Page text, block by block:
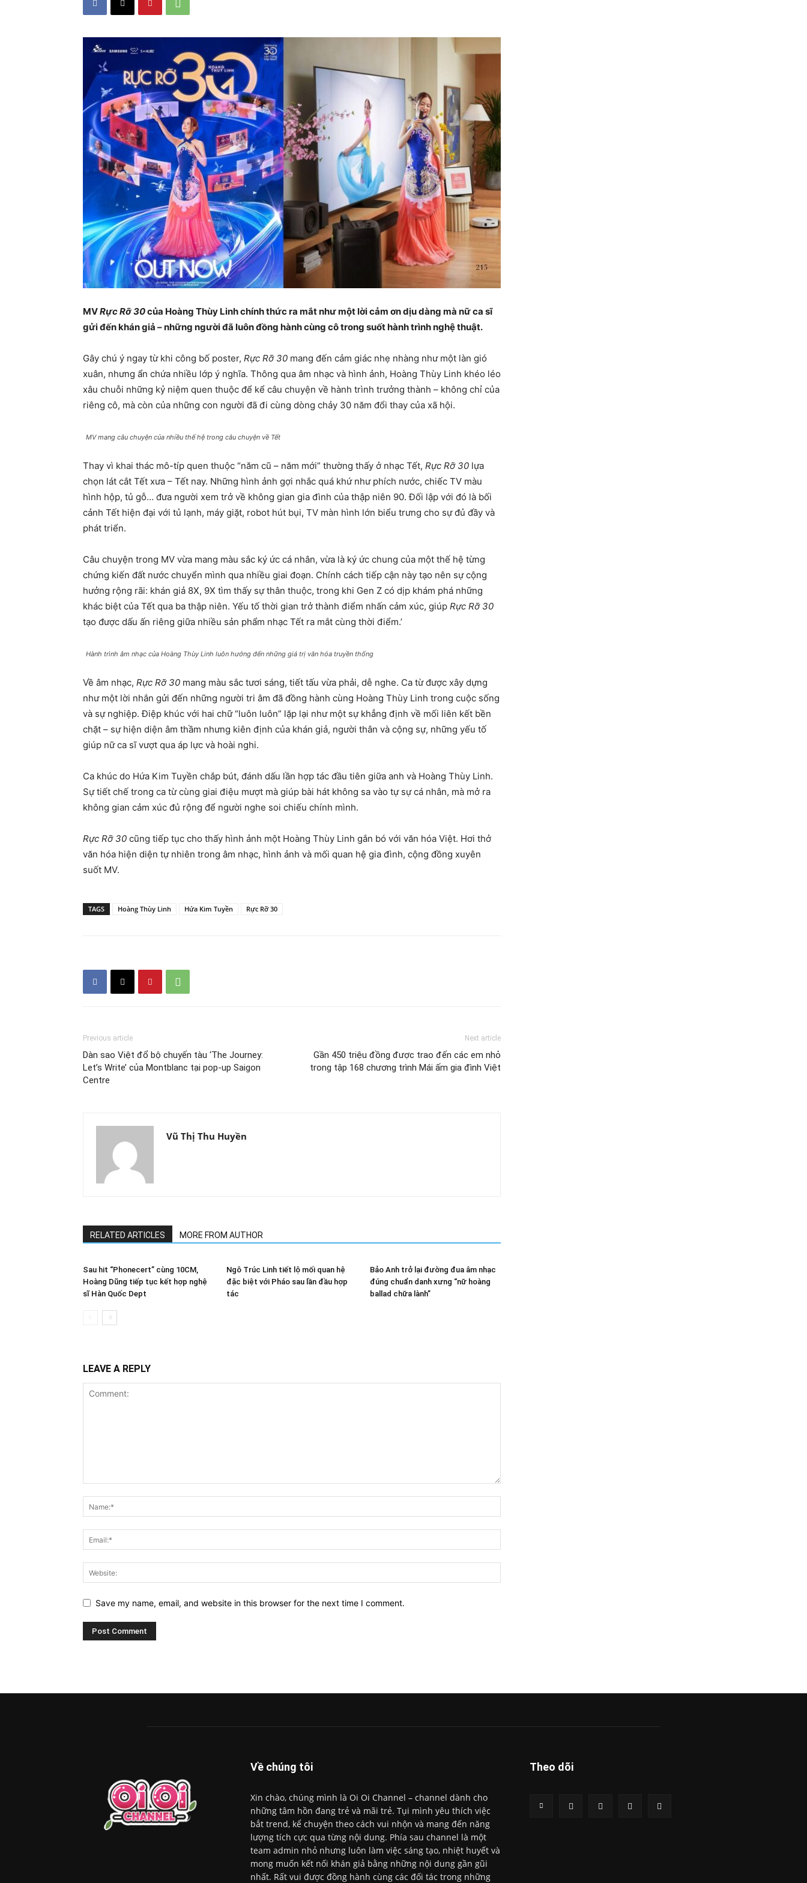
MVRực Rỡ 30của Hoàng Thùy Linh chính thức ra mắt như một lời cảm ơn dịu dàng mà nữ ca sĩ
gửi đến khán giả – những người đã luôn đồng hành cùng cô trong suốt hành trình nghệ thuật.
Gây chú ý ngay từ khi công bố poster, Rực Rỡ 30 mang đến cảm giác nhẹ nhàng như một làn gió
xuân, nhưng ẩn chứa nhiều lớp ý nghĩa. Thông qua âm nhạc và hình ảnh, Hoàng Thùy Linh khéo léo
xâu chuỗi những kỷ niệm quen thuộc để kể câu chuyện về hành trình trưởng thành – không chỉ của
riêng cô, mà còn của những con người đã đi cùng dòng chảy 30 năm đổi thay của xã hội.
MV mang câu chuyện của nhiều thế hệ trong câu chuyện về Tết
Thay vì khai thác mô-típ quen thuộc “năm cũ – năm mới” thường thấy ở nhạc Tết, Rực Rỡ 30 lựa
chọn lát cắt Tết xưa – Tết nay. Những hình ảnh gợi nhắc quá khứ như phích nước, chiếc TV màu
hình hộp, tủ gỗ… đưa người xem trở về không gian gia đình của thập niên 90. Đối lập với đó là bối
cảnh Tết hiện đại với tủ lạnh, máy giặt, robot hút bụi, TV màn hình lớn biểu trưng cho sự đủ đầy và
phát triển.
Câu chuyện trong MV vừa mang màu sắc ký ức cá nhân, vừa là ký ức chung của một thế hệ từng
chứng kiến đất nước chuyển mình qua nhiều giai đoạn. Chính cách tiếp cận này tạo nên sự cộng
hưởng rộng rãi: khán giả 8X, 9X tìm thấy sự thân thuộc, trong khi Gen Z có dịp khám phá những
khác biệt của Tết qua ba thập niên. Yếu tố thời gian trở thành điểm nhấn cảm xúc, giúp Rực Rỡ 30
tạo được dấu ấn riêng giữa nhiều sản phẩm nhạc Tết ra mắt cùng thời điểm.’
Hành trình âm nhạc của Hoàng Thùy Linh luôn hướng đến những giá trị văn hóa truyền thống
Về âm nhạc, Rực Rỡ 30 mang màu sắc tươi sáng, tiết tấu vừa phải, dễ nghe. Ca từ được xây dựng
như một lời nhắn gửi đến những người tri âm đã đồng hành cùng Hoàng Thùy Linh trong cuộc sống
và sự nghiệp. Điệp khúc với hai chữ “luôn luôn” lặp lại như một sự khẳng định về mối liên kết bền
chặt – sự hiện diện âm thầm nhưng kiên định của khán giả, người thân và cộng sự, những yếu tố
giúp nữ ca sĩ vượt qua áp lực và hoài nghi.
Ca khúc do Hứa Kim Tuyền chắp bút, đánh dấu lần hợp tác đầu tiên giữa anh và Hoàng Thùy Linh.
Sự tiết chế trong ca từ cùng giai điệu mượt mà giúp bài hát không sa vào tự sự cá nhân, mà mở ra
không gian cảm xúc đủ rộng để người nghe soi chiếu chính mình.
Rực Rỡ 30 cũng tiếp tục cho thấy hình ảnh một Hoàng Thùy Linh gắn bó với văn hóa Việt. Hơi thở
văn hóa hiện diện tự nhiên trong âm nhạc, hình ảnh và mối quan hệ gia đình, cộng đồng xuyên
suốt MV.
TAGS Hoàng Thùy Linh Hứa Kim Tuyền Rực Rỡ 30
Previous article
Dàn sao Việt đổ bộ chuyến tàu ‘The Journey:
Let’s Write’ của Montblanc tại pop-up Saigon
Centre
Next article
Gần 450 triệu đồng được trao đến các em nhỏ
trong tập 168 chương trình Mái ấm gia đình Việt
Vũ Thị Thu Huyền
RELATED ARTICLES MORE FROM AUTHOR
Sau hit “Phonecert” cùng 10CM,
Hoàng Dũng tiếp tục kết hợp nghệ
sĩ Hàn Quốc Dept
Ngô Trúc Linh tiết lộ mối quan hệ
đặc biệt với Pháo sau lần đầu hợp
tác
Bảo Anh trở lại đường đua âm nhạc
đúng chuẩn danh xưng “nữ hoàng
ballad chữa lành”
LEAVE A REPLY
Save my name, email, and website in this browser for the next time I comment.
Về chúng tôi
Xin chào, chúng mình là Oi Oi Channel – channel dành cho
những tâm hồn đang trẻ và mãi trẻ. Tụi mình yêu thích việc
bắt trend, kể chuyện theo cách vui nhộn và mang đến năng
lượng tích cực qua từng nội dung. Phía sau channel là một
team admin nhỏ nhưng luôn làm việc sáng tạo, nhiệt huyết và
mong muốn kết nối khán giả bằng những nội dung gần gũi
nhất. Rất vui được đồng hành cùng các đối tác trong những
Theo dõi